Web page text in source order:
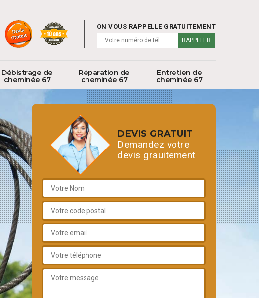
ON VOUS RAPPELLE GRATUITEMENT
Débistrage de
cheminée 67
Réparation de
cheminée 67
Entretien de
cheminée 67
DEVIS GRATUIT
Demandez votre
devis grauitement